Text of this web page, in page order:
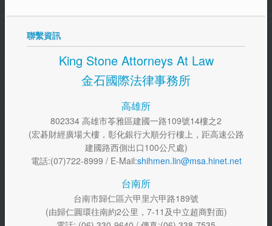
聯繫資訊
King Stone Attorneys At Law
金石國際法律事務所
高雄所
802334 高雄市苓雅區建國一路109號14樓之2
(宏碁財經廣場大樓，彰化銀行大順分行樓上，距高速公路
建國路西側出口100公尺處)
電話:(07)722-8999 / E-Mail:shihmen.lin@msa.hinet.net
台南所
台南市歸仁區六甲里六甲路189號
(由歸仁圓環往南約2公里，7-11及中立超商對面)